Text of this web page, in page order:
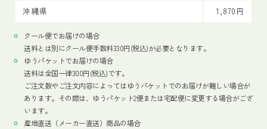
沖縄県
1,870円
クール便でお届けの場合
送料とは別にクール便手数料330円(税込)が必要となります。
ゆうパケットでお届けの場合
送料は全国一律300円(税込)です。
ご注文数やご注文内容によってはゆうパケットでのお届けが難しい場合が
あります。その際は、ゆうパケット2便または宅配便に変更する場合がござ
います。
産地直送（メーカー直送）商品の場合